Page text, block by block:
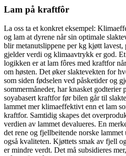
Lam på kraftfôr
La oss ta et konkret eksempel:
og lam at dyrene når sin optimale
blir metanutslippene per kg kjøtt
gjelder verdi og klimaavtrykk er god.
logikken er at lam fôres med kraftfor
om høsten. Det øker slaktevekten for
som siden fødselen ved påsketider og
sommermåneder, har knasket godterier
soyabasert kraftfor før bilen går til
lammet mer klimaeffektivt enn et lam
kraftfor. Samtidig skapes det
verdien av lammet devalueres. En
det rene og fjellbeitende norske
også kvaliteten. Kjøttets smak av fjell
er mindre verdt. Det må subsidieres